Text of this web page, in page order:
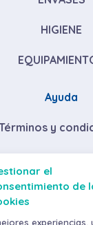
el
de
experiencias,
HIGIENE
Ayuda
y
por
Envíos y
Métodos de